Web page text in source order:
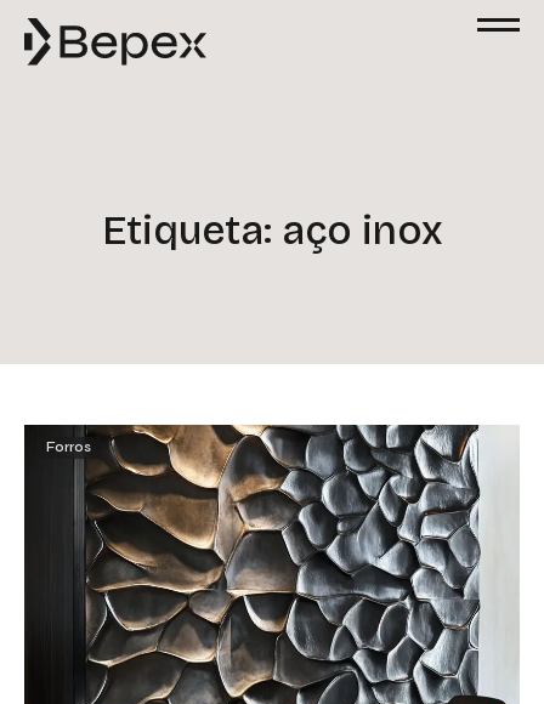
Etiqueta: aço inox
Forros
Solicite um Orçamento
Empresa
Descreva aqui seu projeto e necessidade
que nós iremos avaliar e propor a melhor
solução.